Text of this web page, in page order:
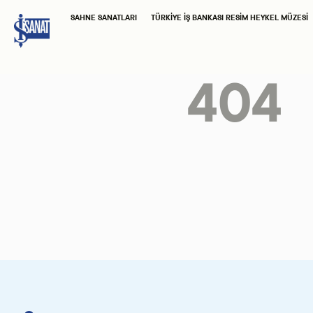
SAHNE SANATLARI TÜRKIYE İŞ BANKASI RESIM HEYKEL MÜZESI
404